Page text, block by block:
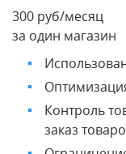
300 руб/месяц
за один магазин
Контроль
заказ